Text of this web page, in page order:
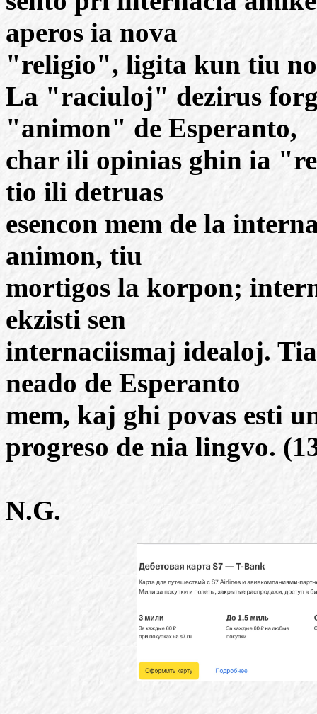
aperos ia nova
"religio", ligita kun tiu
La "raciuloj" dezirus
"animon" de Esperanto,
char ili opinias ghin ia
tio ili detruas
esencon mem de la
animon, tiu
mortigos la korpon;
ekzisti sen
internaciismaj idealoj.
neado de Esperanto
mem, kaj ghi povas esti
progreso de nia lingvo.
N.G.